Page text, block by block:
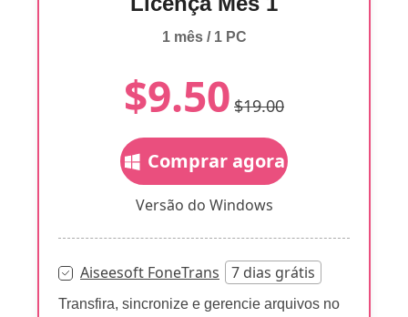
1 mês / 1 PC
$9.50 $19.00
Comprar agora
Versão do Windows
Aiseesoft FoneTrans 7 dias grátis
Transfira, sincronize e gerencie arquivos no